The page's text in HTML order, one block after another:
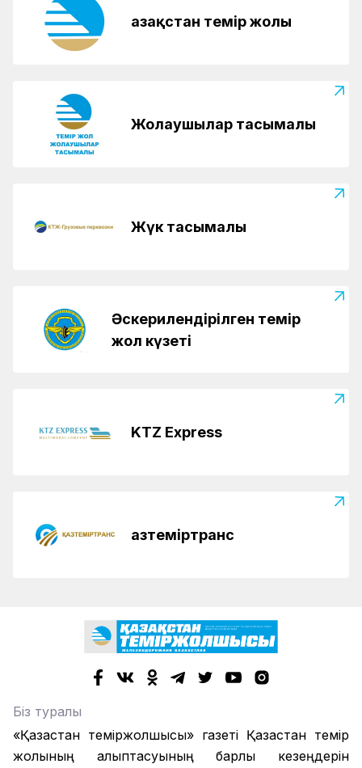
Қазақстан темір жолы
Жолаушылар тасымалы
Жүк тасымалы
Әскерилендірілген темір
жол күзеті
KTZ Express
Қазтеміртранс
Біз туралы
«Қазақстан теміржолшысы» газеті Қазақстан темір
жолының қалыптасуының барлық кезеңдерін